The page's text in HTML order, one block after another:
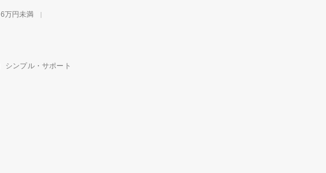
万円未満
シンプル・サポート